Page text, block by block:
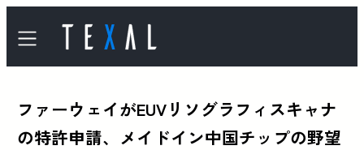
ファーウェイがEUVリソグラフィスキャナ
の特許申請、メイドイン中国チップの野望